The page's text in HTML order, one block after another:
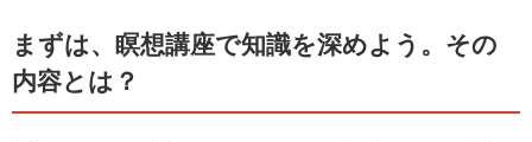
ラ
連載記事一覧へ＞＞
まずは、瞑想講座で知識を深めよう。その
内容とは？